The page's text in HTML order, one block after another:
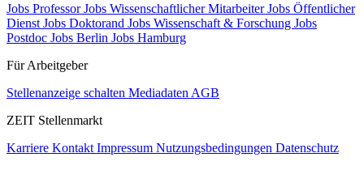
Jobs ProfessorJobs Wissenschaftlicher MitarbeiterJobs Öffentlicher
Dienst Jobs Doktorand Jobs Wissenschaft & Forschung Jobs
Postdoc Jobs Berlin Jobs Hamburg
Für Arbeitgeber
Stellenanzeige schalten Mediadaten AGB
ZEIT Stellenmarkt
Karriere Kontakt Impressum Nutzungsbedingungen Datenschutz